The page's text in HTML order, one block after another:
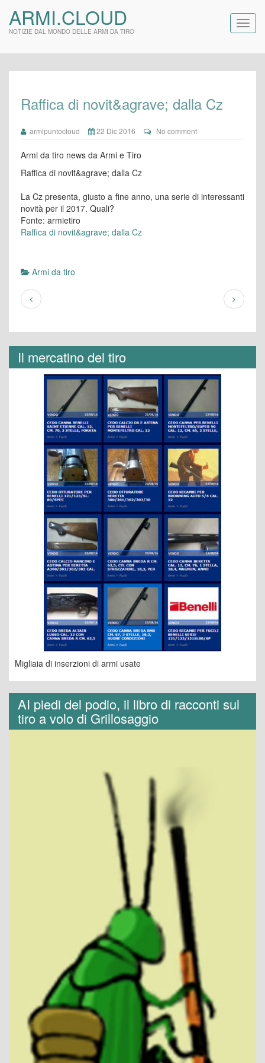
ARMI.CLOUD
NOTIZIE DAL MONDO DELLE ARMI DA TIRO
Raffica di novit&agrave; dalla Cz
armipuntocloud 22 Dic 2016 No comment
Armi da tiro news da Armi e Tiro
Raffica di novit&agrave; dalla Cz
La Cz presenta, giusto a fine anno, una serie di interessanti
novità per il 2017. Quali?
Fonte: armietiro
Raffica di novit&agrave; dalla Cz
Armi da tiro
Il mercatino del tiro
Migliaia di inserzioni di armi usate
AI piedi del podio, il libro di racconti sul
tiro a volo di Grillosaggio